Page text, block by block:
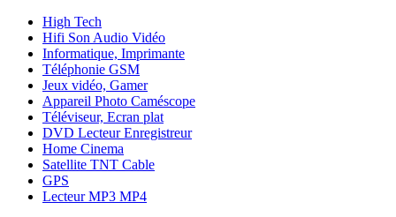
High Tech
Hifi Son Audio Vidéo
Informatique, Imprimante
Téléphonie GSM
Jeux vidéo, Gamer
Appareil Photo Caméscope
Téléviseur, Ecran plat
DVD Lecteur Enregistreur
Home Cinema
Satellite TNT Cable
GPS
Lecteur MP3 MP4